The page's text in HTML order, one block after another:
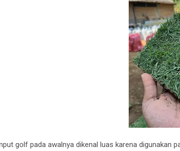
golf pada awalnya dikenal luas karena digunakan